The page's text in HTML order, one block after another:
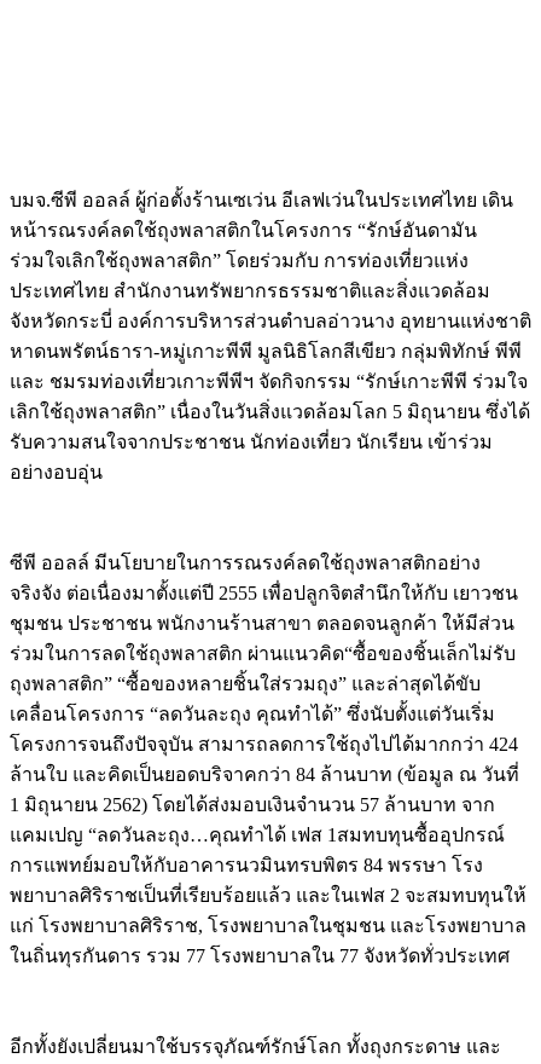
บมจ.ซีพี ออลล์ ผู้ก่อตั้งร้านเซเว่น อีเลฟเว่นในประเทศไทย เดิน
หน้ารณรงค์ลดใช้ถุงพลาสติกในโครงการ “รักษ์อันดามัน
ร่วมใจเลิกใช้ถุงพลาสติก” โดยร่วมกับ การท่องเที่ยวแห่ง
ประเทศไทย สำนักงานทรัพยากรธรรมชาติและสิ่งแวดล้อม
จังหวัดกระบี่ องค์การบริหารส่วนตำบลอ่าวนาง อุทยานแห่งชาติ
หาดนพรัตน์ธารา-หมู่เกาะพีพี มูลนิธิโลกสีเขียว กลุ่มพิทักษ์ พีพี
และ ชมรมท่องเที่ยวเกาะพีพีฯ จัดกิจกรรม “รักษ์เกาะพีพี ร่วมใจ
เลิกใช้ถุงพลาสติก” เนื่องในวันสิ่งแวดล้อมโลก 5 มิถุนายน ซึ่งได้
รับความสนใจจากประชาชน นักท่องเที่ยว นักเรียน เข้าร่วม
อย่างอบอุ่น
ซีพี ออลล์ มีนโยบายในการรณรงค์ลดใช้ถุงพลาสติกอย่าง
จริงจัง ต่อเนื่องมาตั้งแต่ปี 2555 เพื่อปลูกจิตสำนึกให้กับ เยาวชน
ชุมชน ประชาชน พนักงานร้านสาขา ตลอดจนลูกค้า ให้มีส่วน
ร่วมในการลดใช้ถุงพลาสติก ผ่านแนวคิด“ซื้อของชิ้นเล็กไม่รับ
ถุงพลาสติก” “ซื้อของหลายชิ้นใส่รวมถุง” และล่าสุดได้ขับ
เคลื่อนโครงการ “ลดวันละถุง คุณทำได้” ซึ่งนับตั้งแต่วันเริ่ม
โครงการจนถึงปัจจุบัน สามารถลดการใช้ถุงไปได้มากกว่า 424
ล้านใบ และคิดเป็นยอดบริจาคกว่า 84 ล้านบาท (ข้อมูล ณ วันที่
1 มิถุนายน 2562) โดยได้ส่งมอบเงินจำนวน 57 ล้านบาท จาก
แคมเปญ “ลดวันละถุง…คุณทำได้ เฟส 1สมทบทุนซื้ออุปกรณ์
การแพทย์มอบให้กับอาคารนวมินทรบพิตร 84 พรรษา โรง
พยาบาลศิริราชเป็นที่เรียบร้อยแล้ว และในเฟส 2 จะสมทบทุนให้
แก่ โรงพยาบาลศิริราช, โรงพยาบาลในชุมชน และโรงพยาบาล
ในถิ่นทุรกันดาร รวม 77 โรงพยาบาลใน 77 จังหวัดทั่วประเทศ
อีกทั้งยังเปลี่ยนมาใช้บรรจุภัณฑ์รักษ์โลก ทั้งถุงกระดาษ และ